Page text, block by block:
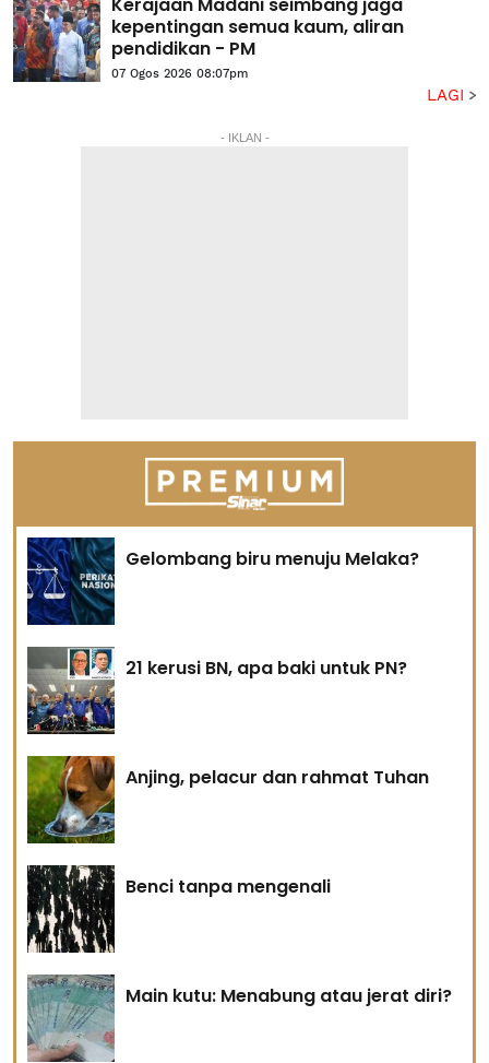
kepentingan semua kaum, aliran
pendidikan - PM
07 Ogos 2026 08:07pm
LAGI
- IKLAN -
Gelombang biru menuju Melaka?
21 kerusi BN, apa baki untuk PN?
Anjing, pelacur dan rahmat Tuhan
Benci tanpa mengenali
Main kutu: Menabung atau jerat diri?